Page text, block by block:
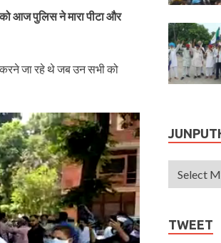
आज पुलिस ने मारा पीटा और
जा रहे थे जब उन सभी को
TWEET